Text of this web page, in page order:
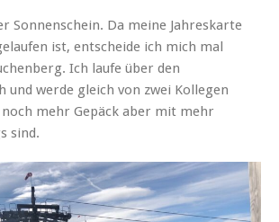
Sonnenschein. Da meine Jahreskarte
ist, entscheide ich mich mal
Ich laufe über den
und werde gleich von zwei Kollegen
mehr Gepäck aber mit mehr
sind.